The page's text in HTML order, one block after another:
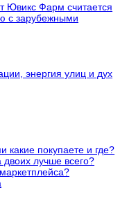
Ювикс Фарм считается
с зарубежными
энергия улиц и дух
какие покупаете и где?
двоих лучше всего?